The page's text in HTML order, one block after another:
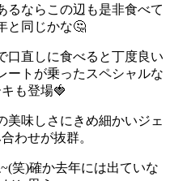
るならこの辺も是非食べて
と同じかな🤔
口直しに食べると丁度良い
ートが乗ったスペシャルな
も登場🍓
美味しさにきめ細かいジェ
わせが抜群。
笑)確か去年には出ていな